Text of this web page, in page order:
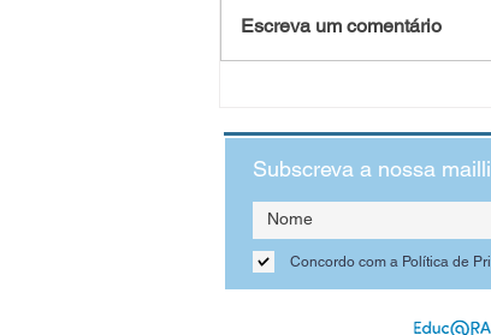
autores da obra literária, intitulada
“Educação...
Escreva um comentário
Subscreva a nossa
Concordo com a Política de